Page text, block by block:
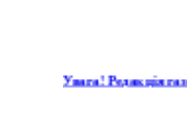
Увага! Редакція